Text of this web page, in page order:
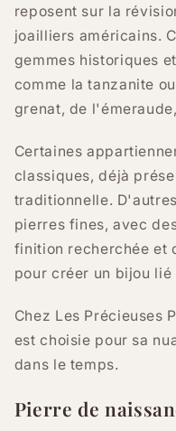
reposent sur la
joailliers américains.
gemmes historiques
comme la tanzanite
grenat, de
Certaines
classiques, déjà
traditionnelle.
pierres fines, avec
finition recherchée et
pour créer un bijou lié
Chez Les Précieuses
est choisie pour sa
dans le temps.
Pierre de